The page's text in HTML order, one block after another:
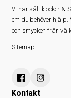
Vi har sålt klockor &
om du behöver hjälp.
och smycken från
Sitemap
Kontakt